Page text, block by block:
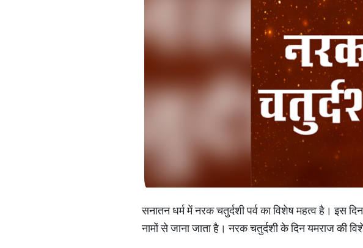
सनातन धर्म में नरक चतुर्दशी पर्व का विशेष महत्व है। इस
नामों से जाना जाता है। नरक चतुर्दशी के दिन यमराज की